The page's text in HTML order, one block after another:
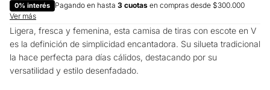
0% interés Pagando en hasta 3 cuotas en compras desde $300.000
Ver más
Ligera, fresca y femenina, esta camisa de tiras con escote en V
es la definición de simplicidad encantadora. Su silueta tradicional
la hace perfecta para días cálidos, destacando por su
versatilidad y estilo desenfadado.